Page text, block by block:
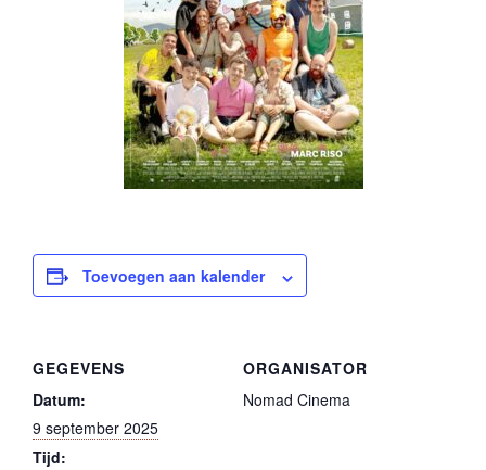
Toevoegen aan kalender
GEGEVENS
Datum:
9 september 2025
Tijd:
ORGANISATOR
Nomad Cinema